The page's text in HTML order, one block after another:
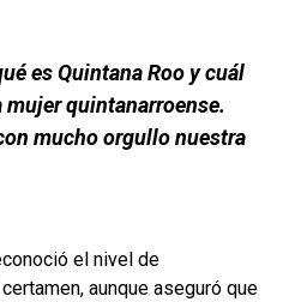
es Quintana Roo y cuál
mujer quintanarroense.
mucho orgullo nuestra
el nivel de
aunque aseguró que